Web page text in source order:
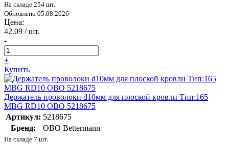
На складе 254 шт.
Обновлено 05.08.2026
Цена:
42.09 / шт.
-
+
Купить
Держатель проволоки d10мм для плоской кровли Тип:165
MBG RD10 OBO 5218675
Артикул: 5218675
Бренд:
OBO Bettermann
На складе 7 шт.